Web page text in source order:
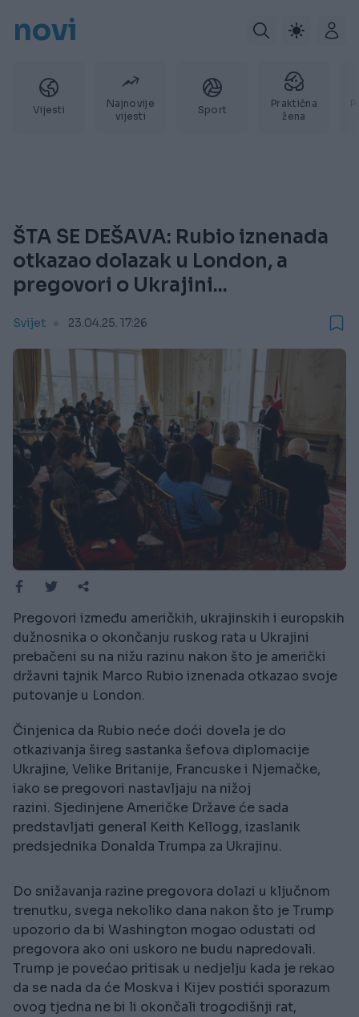
novi
Vijesti
Najnovije
vijesti
Sport
Praktična
žena
ŠTA SE DEŠAVA: Rubio iznenada
otkazao dolazak u London, a
pregovori o Ukrajini...
Svijet 23.04.25. 17:26
Pregovori između američkih, ukrajinskih i europskih
dužnosnika o okončanju ruskog rata u Ukrajini
prebačeni su na nižu razinu nakon što je američki
državni tajnik Marco Rubio iznenada otkazao svoje
putovanje u London.
Činjenica da Rubio neće doći dovela je do
otkazivanja šireg sastanka šefova diplomacije
Ukrajine, Velike Britanije, Francuske i Njemačke,
iako se pregovori nastavljaju na nižoj
razini. Sjedinjene Američke Države će sada
predstavljati general Keith Kellogg, izaslanik
predsjednika Donalda Trumpa za Ukrajinu.
Do snižavanja razine pregovora dolazi u ključnom
trenutku, svega nekoliko dana nakon što je Trump
upozorio da bi Washington mogao odustati od
pregovora ako oni uskoro ne budu napredovali.
Trump je povećao pritisak u nedjelju kada je rekao
da se nada da će Moskva i Kijev postići sporazum
ovog tjedna ne bi li okončali trogodišnji rat,